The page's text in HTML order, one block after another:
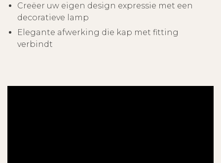
Creëer uw eigen design expressie met een
decoratieve lamp
Elegante afwerking die kap met fitting
verbindt